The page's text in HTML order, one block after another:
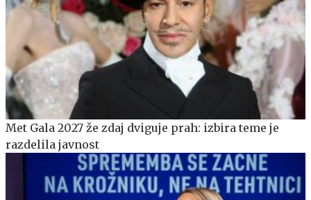
Met Gala 2027 že zdaj dviguje prah: izbira teme je
razdelila javnost